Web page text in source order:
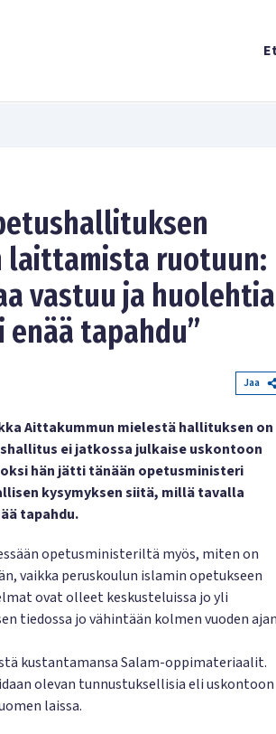
laittamista ruotuun:
vastuu ja huolehtia
tapahdu”
Jaa
Aittakummun mielestä hallituksen on
ei jatkossa julkaise uskontoon
hän jätti tänään opetusministeri
kysymyksen siitä, millä tavalla
tapahdu.
opetusministeriltä myös, miten on
vaikka peruskoulun islamin opetukseen
ovat olleet keskusteluissa jo yli
tiedossa jo vähintään kolmen vuoden
kustantamansa Salam-oppimateriaalit.
olevan tunnustuksellisia eli uskontoon
laissa.